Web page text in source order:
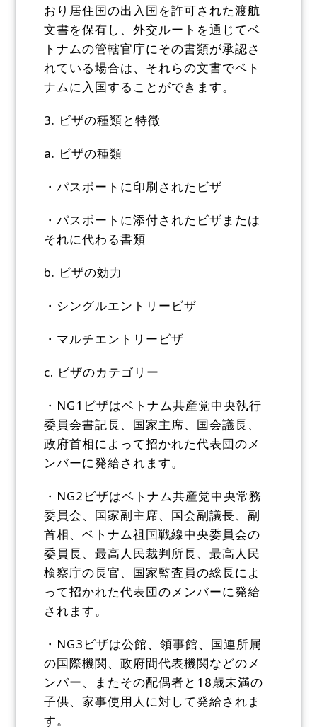
おり居住国の出入国を許可された渡航
文書を保有し、外交ルートを通じてベ
トナムの管轄官庁にその書類が承認さ
れている場合は、それらの文書でベト
ナムに入国することができます。
3. ビザの種類と特徴
a. ビザの種類
・パスポートに印刷されたビザ
・パスポートに添付されたビザまたは
それに代わる書類
b. ビザの効力
・シングルエントリービザ
・マルチエントリービザ
c. ビザのカテゴリー
・NG1ビザはベトナム共産党中央執行
委員会書記長、国家主席、国会議長、
政府首相によって招かれた代表団のメ
ンバーに発給されます。
・NG2ビザはベトナム共産党中央常務
委員会、国家副主席、国会副議長、副
首相、ベトナム祖国戦線中央委員会の
委員長、最高人民裁判所長、最高人民
検察庁の長官、国家監査員の総長によ
って招かれた代表団のメンバーに発給
されます。
・NG3ビザは公館、領事館、国連所属
の国際機関、政府間代表機関などのメ
ンバー、またその配偶者と18歳未満の
子供、家事使用人に対して発給されま
す。